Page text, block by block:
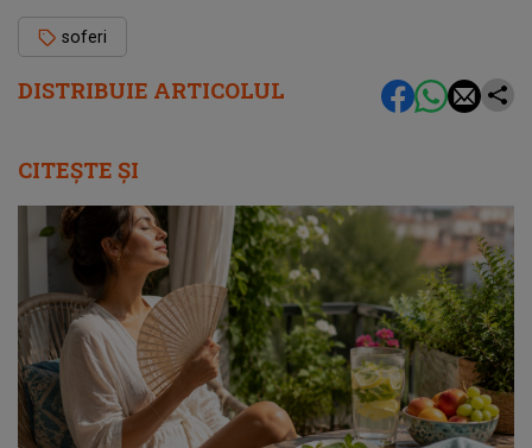
DISTRIBUIE ARTICOLUL
soferi
CITEȘTE ȘI